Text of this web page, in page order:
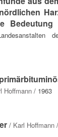
Bedeutung
Hoffmann / 1963
/ Karl Hoffmann